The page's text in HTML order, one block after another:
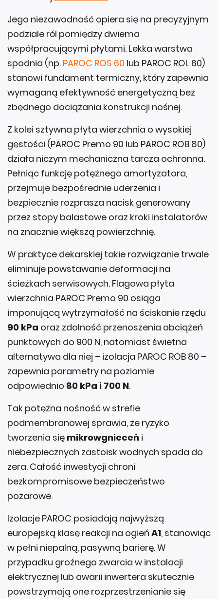
Jego niezawodność opiera się na precyzyjnym
podziale ról pomiędzy dwiema
współpracującymi płytami. Lekka warstwa
spodnia (np. PAROC ROS 60 lub PAROC ROL 60)
stanowi fundament termiczny, który zapewnia
wymaganą efektywność energetyczną bez
zbędnego dociążania konstrukcji nośnej.
Z kolei sztywna płyta wierzchnia o wysokiej
gęstości (PAROC Premo 90 lub PAROC ROB 80)
działa niczym mechaniczna tarcza ochronna.
Pełniąc funkcję potężnego amortyzatora,
przejmuje bezpośrednie uderzenia i
bezpiecznie rozprasza nacisk generowany
przez stopy balastowe oraz kroki instalatorów
na znacznie większą powierzchnię.
W praktyce dekarskiej takie rozwiązanie trwale
eliminuje powstawanie deformacji na
ścieżkach serwisowych. Flagowa płyta
wierzchnia PAROC Premo 90 osiąga
imponującą wytrzymałość na ściskanie rzędu
90 kPa oraz zdolność przenoszenia obciążeń
punktowych do 900 N, natomiast świetna
alternatywa dla niej – izolacja PAROC ROB 80 –
zapewnia parametry na poziomie
odpowiednio 80 kPa i 700 N.
Tak potężna nośność w strefie
podmembranowej sprawia, że ryzyko
tworzenia się mikrowgnieceń i
niebezpiecznych zastoisk wodnych spada do
zera. Całość inwestycji chroni
bezkompromisowe bezpieczeństwo
pożarowe.
Izolacje PAROC posiadają najwyższą
europejską klasę reakcji na ogień A1, stanowiąc
w pełni niepalną, pasywną barierę. W
przypadku groźnego zwarcia w instalacji
elektrycznej lub awarii inwertera skutecznie
powstrzymają one rozprzestrzenianie się